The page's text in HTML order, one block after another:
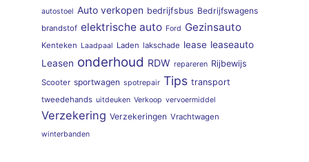
autostoel Auto verkopen bedrijfsbus Bedrijfswagens
brandstof elektrische auto Ford Gezinsauto
Kenteken Laadpaal Laden lakschade lease leaseauto
Leasen onderhoud RDW repareren Rijbewijs
Scooter sportwagen spotrepair Tips transport
tweedehands uitdeuken Verkoop vervoermiddel
Verzekering Verzekeringen Vrachtwagen
winterbanden